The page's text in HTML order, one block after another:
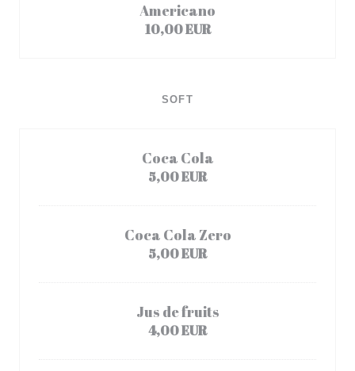
Americano
10,00 EUR
SOFT
Coca Cola
5,00 EUR
Coca Cola Zero
5,00 EUR
Jus de fruits
4,00 EUR